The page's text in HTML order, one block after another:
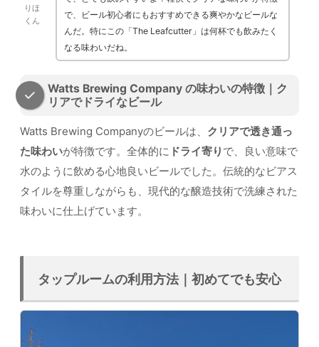
りほ
くん
で、ビール初心者にもおすすめできる爽やかなビールな
んだ。特にこの「The Leafcutter」は何杯でも飲みたく
なる味わいだね。
Watts Brewing Company の味わいの特徴｜ク
リアでドライなビール
Watts Brewing Companyのビールは、 クリアで透き通っ
た味わいが特徴です。全体的に ドライ寄り で、良い意味で
水のように飲める心地良いビールでした。伝統的なビアス
タイルを尊重しながらも、現代的な醸造技術で洗練された
味わいに仕上げています。
タップルームの利用方法｜初めてでも安心